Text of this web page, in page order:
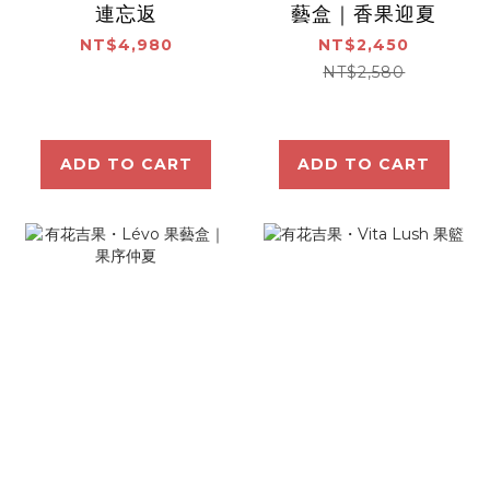
連忘返
NT$4,980
ADD TO CART
藝盒｜香果迎夏
NT$2,450
NT$2,580
ADD TO CART